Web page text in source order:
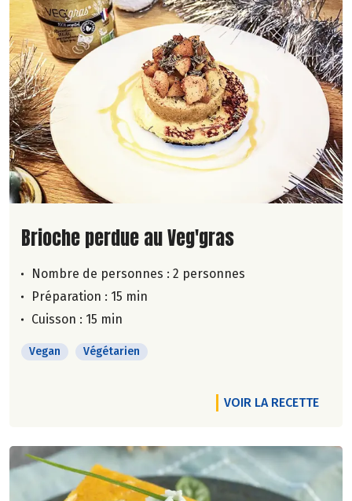
Lire la suite de la recette
Brioche perdue au Veg'gras
Nombre de personnes : 2 personnes
Préparation : 15 min
Cuisson : 15 min
Vegan Végétarien
VOIR LA RECETTE